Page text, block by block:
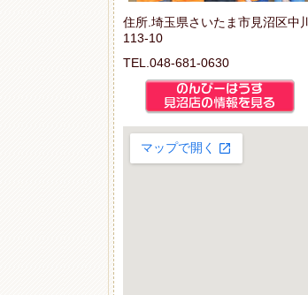
住所.埼玉県さいたま市見沼区中川
113-10
TEL.048-681-0630